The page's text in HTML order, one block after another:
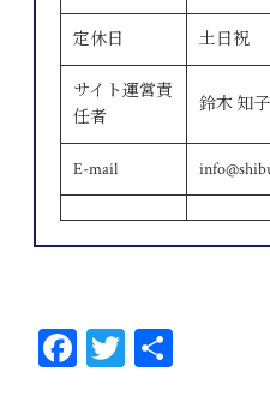
定休日 土日祝
サイト運営責
任者
鈴木 知子
E-mail
Fa T